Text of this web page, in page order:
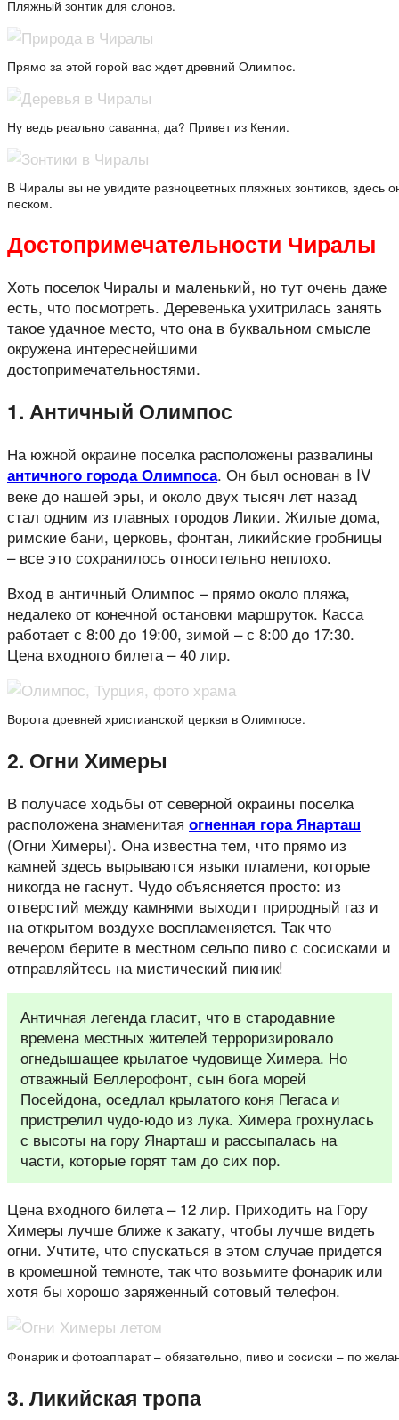
Пляжный зонтик для слонов.
Прямо за этой горой вас ждет древний Олимпос.
Ну ведь реально саванна, да? Привет из Кении.
В Чиралы вы не увидите разноцветных пляжных зонтиков, здесь
песком.
Достопримечательности Чиралы
Хоть поселок Чиралы и маленький, но тут очень даже
есть, что посмотреть. Деревенька ухитрилась занять
такое удачное место, что она в буквальном смысле
окружена интереснейшими
достопримечательностями.
1. Античный Олимпос
На южной окраине поселка расположены развалины
античного города Олимпоса. Он был основан в IV
веке до нашей эры, и около двух тысяч лет назад
стал одним из главных городов Ликии. Жилые дома,
римские бани, церковь, фонтан, ликийские гробницы
– все это сохранилось относительно неплохо.
Вход в античный Олимпос – прямо около пляжа,
недалеко от конечной остановки маршруток. Касса
работает с 8:00 до 19:00, зимой – с 8:00 до 17:30.
Цена входного билета – 40 лир.
Ворота древней христианской церкви в Олимпосе.
2. Огни Химеры
В получасе ходьбы от северной окраины поселка
расположена знаменитая огненная гора Янарташ
(Огни Химеры). Она известна тем, что прямо из
камней здесь вырываются языки пламени, которые
никогда не гаснут. Чудо объясняется просто: из
отверстий между камнями выходит природный газ и
на открытом воздухе воспламеняется. Так что
вечером берите в местном сельпо пиво с сосисками и
отправляйтесь на мистический пикник!
Античная легенда гласит, что в стародавние
времена местных жителей терроризировало
огнедышащее крылатое чудовище Химера. Но
отважный Беллерофонт, сын бога морей
Посейдона, оседлал крылатого коня Пегаса и
пристрелил чудо-юдо из лука. Химера грохнулась
с высоты на гору Янарташ и рассыпалась на
части, которые горят там до сих пор.
Цена входного билета – 12 лир. Приходить на Гору
Химеры лучше ближе к закату, чтобы лучше видеть
огни. Учтите, что спускаться в этом случае придется
в кромешной темноте, так что возьмите фонарик или
хотя бы хорошо заряженный сотовый телефон.
Фонарик и фотоаппарат – обязательно, пиво и сосиски – по
3. Ликийская тропа